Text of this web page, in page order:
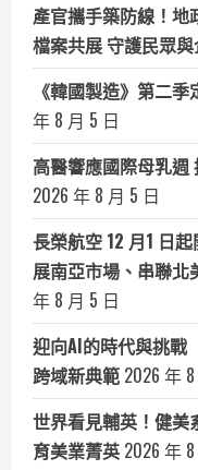
產官攜手築防線！
檔案共展 守護民眾
《韓國製造》第二
年 8 月 5 日
高醫響應國際母乳週
2026 年 8 月 5 日
長榮航空 12 月1 日
展南亞市場、串聯北
年 8 月 5 日
迎向AI的時代與挑
跨域新典範 2026 年
世界看見輔英！健美
育美業菁英 2026 年